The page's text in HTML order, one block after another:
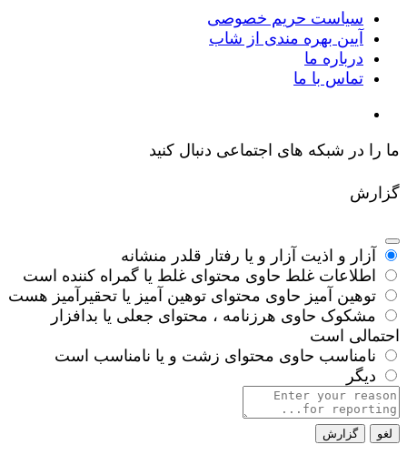
سیاست حریم خصوصی
آیین بهره مندی از شاب
درباره ما
تماس با ما
ما را در شبکه های اجتماعی دنبال کنید
گزارش
آزار و اذیت آزار و یا رفتار قلدر منشانه
اطلاعات غلط حاوی محتوای غلط یا گمراه کننده است
توهین آمیز حاوی محتوای توهین آمیز یا تحقیرآمیز هست
مشکوک حاوی هرزنامه ، محتوای جعلی یا بدافزار
احتمالی است
نامناسب حاوی محتوای زشت و یا نامناسب است
دیگر
Report
note
گزارش